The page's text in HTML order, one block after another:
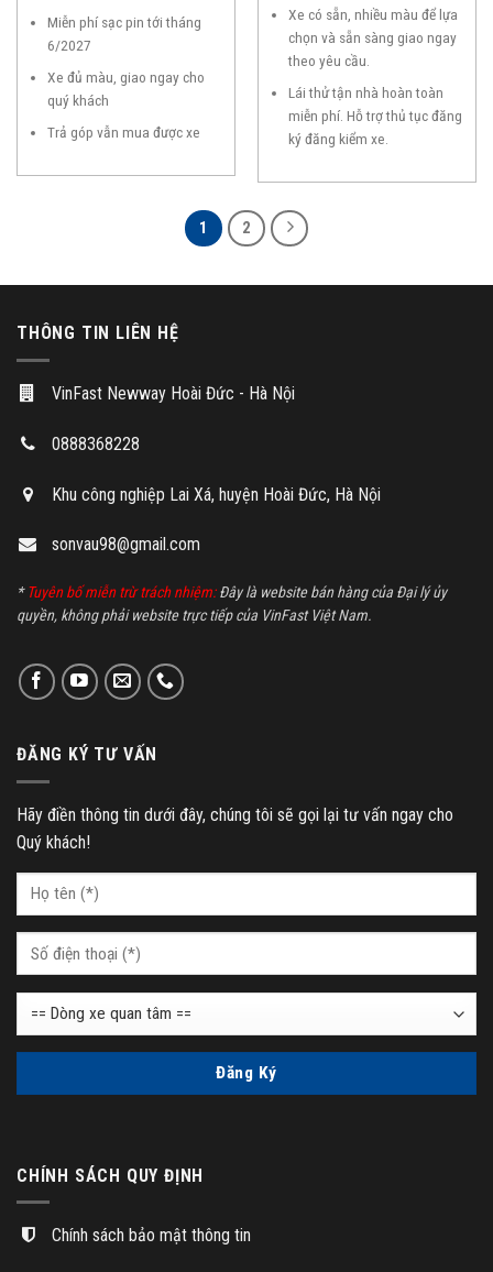
Miễn phí sạc pin tới tháng
6/2027
Xe đủ màu, giao ngay cho
quý khách
Trả góp vẫn mua được xe
Xe có sẵn, nhiều màu để lựa
chọn và sẵn sàng giao ngay
theo yêu cầu.
Lái thử tận nhà hoàn toàn
miễn phí. Hỗ trợ thủ tục đăng
ký đăng kiểm xe.
1 2
THÔNG TIN LIÊN HỆ
VinFast Newway Hoài Đức - Hà Nội
0888368228
Khu công nghiệp Lai Xá, huyện Hoài Đức, Hà Nội
sonvau98@gmail.com
*Tuyên bố miễn trừ trách nhiệm:Đây là website bán hàng của Đại lý ủy
quyền, không phải website trực tiếp của VinFast Việt Nam.
ĐĂNG KÝ TƯ VẤN
Hãy điền thông tin dưới đây, chúng tôi sẽ gọi lại tư vấn ngay cho
Quý khách!
CHÍNH SÁCH QUY ĐỊNH
Chính sách bảo mật thông tin